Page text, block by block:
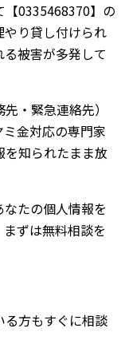
【0335468370】の
り貸し付けられ
被害が多発して
・緊急連絡先）
金対応の専門家
知られたまま放
たの個人情報を
ずは無料相談を
る方もすぐに相談